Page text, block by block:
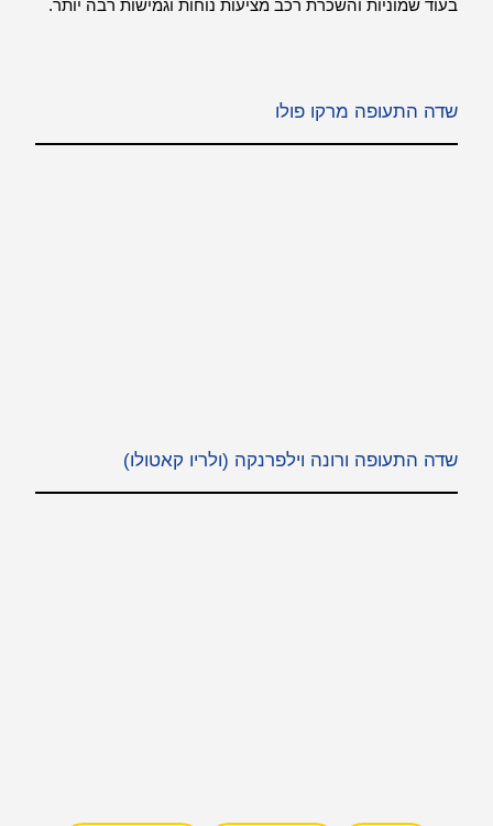
בעוד שמוניות והשכרת רכב מציעות נוחות וגמישות רבה יותר.
שדה התעופה מרקו פולו
שדה התעופה ורונה וילפרנקה (ולריו קאטולו)